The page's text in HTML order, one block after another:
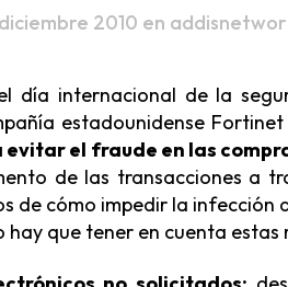
2010 en
día internacional de la
estadounidense
evitar el fraude en las
de las transacciones a
de cómo impedir la infección
hay que tener en cuenta